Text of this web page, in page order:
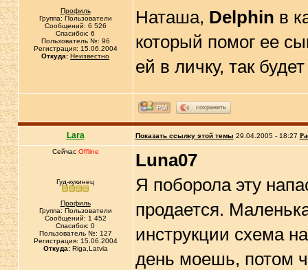
Профиль
Группа: Пользователи
Сообщений: 6 526
Спасибок: 6
Пользователь №: 96
Регистрация: 15.06.2004
Откуда: Неизвестно
Наташа, Delphin в
который помог ее
ей в личку, так
сохранить
Lara Показать ссылку этой темы 29.04.2005 - 18:27
Сейчас Offline
Гуд-кукинец
Профиль
Группа: Пользователи
Сообщений: 1 452
Спасибок: 0
Пользователь №: 127
Регистрация: 15.06.2004
Откуда:Riga,Latvia
Luna07
Я поборола эту
продается.
инструкции схема
день моешь, потом